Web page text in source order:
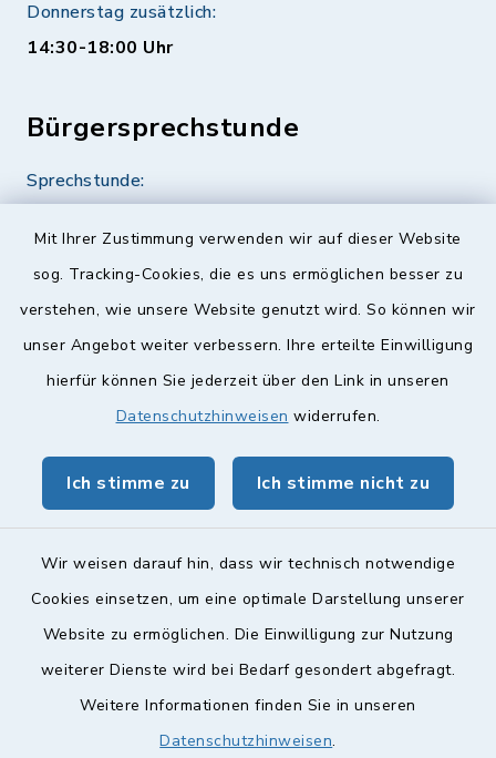
Mit Ihrer Zustimmung verwenden wir auf dieser Website
sog. Tracking-Cookies, die es uns ermöglichen besser zu
verstehen, wie unsere Website genutzt wird. So können wir
unser Angebot weiter verbessern. Ihre erteilte Einwilligung
hierfür können Sie jederzeit über den Link in unseren
Datenschutzhinweisen widerrufen.
Ich stimme zu Ich stimme nicht zu
Wir weisen darauf hin, dass wir technisch notwendige
Cookies einsetzen, um eine optimale Darstellung unserer
Website zu ermöglichen. Die Einwilligung zur Nutzung
weiterer Dienste wird bei Bedarf gesondert abgefragt.
Weitere Informationen finden Sie in unseren
Datenschutzhinweisen.
Donnerstag zusätzlich:
14:30-18:00 Uhr
Bürgersprechstunde
Sprechstunde:
Quicklinks
Landkreis Lichtenfels
geoPortal Lichtenfels
Barrierefreiheit